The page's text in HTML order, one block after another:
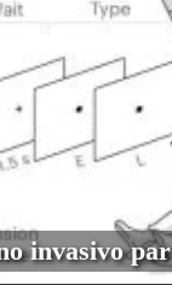
invasivo